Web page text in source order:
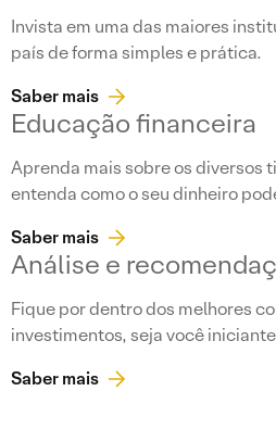
Invista em uma das maiores
país de forma simples e prática.
Saber mais
Educação financeira
Aprenda mais sobre os diversos
entenda como o seu dinheiro
Saber mais
Análise e
Fique por dentro dos melhores
investimentos, seja você
Saber mais